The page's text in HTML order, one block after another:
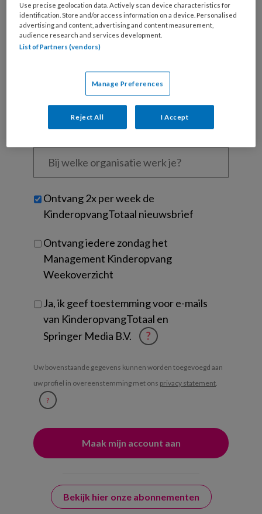
Wat
is
je
e-
Kies
wachtwoord* *
functie *
Bij
welke
je?
Untitled
Ontvang 2x per week de
KinderopvangTotaal nieuwsbrief
Ontvang iedere zondag het
Management Kinderopvang
Weekoverzicht
Ja, ik geef toestemming voor e-mails
van KinderopvangTotaal en
Springer Media B.V.
?
Uw bovenstaande gegevens kunnen worden toegevoegd aan
uw profiel in overeenstemming met ons privacy statement.
?
Bekijk hier onze abonnementen
Use precise geolocation data. Actively scan device characteristics for
identification. Store and/or access information on a device. Personalised
advertising and content, advertising and content measurement,
audience research and services development.
List of Partners (vendors)
Manage Preferences
Reject All I Accept